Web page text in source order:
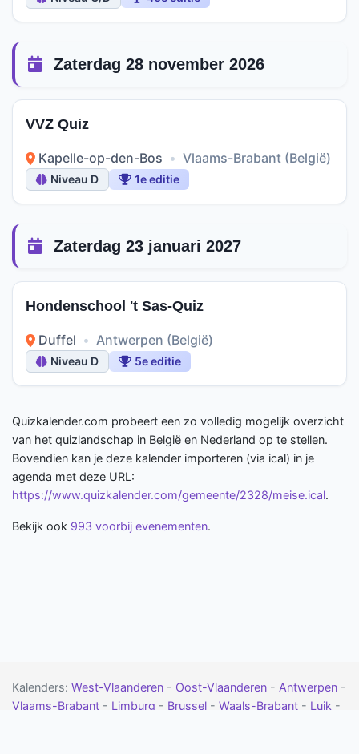
Zaterdag 28 november 2026
VVZ Quiz
Kapelle-op-den-Bos • Vlaams-Brabant (België)
Niveau D 1e editie
Zaterdag 23 januari 2027
Hondenschool 't Sas-Quiz
Duffel • Antwerpen (België)
Niveau D 5e editie
Quizkalender.com probeert een zo volledig mogelijk overzicht
van het quizlandschap in België en Nederland op te stellen.
Bovendien kan je deze kalender importeren (via ical) in je
agenda met deze URL:
https://www.quizkalender.com/gemeente/2328/meise.ical.
Bekijk ook 993 voorbij evenementen.
Kalenders: West-Vlaanderen - Oost-Vlaanderen - Antwerpen -
Vlaams-Brabant - Limburg - Brussel - Waals-Brabant - Luik -